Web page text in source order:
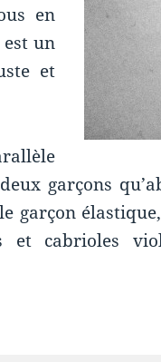
en
un
et
garçons
garçon
cabrioles
livre : Le